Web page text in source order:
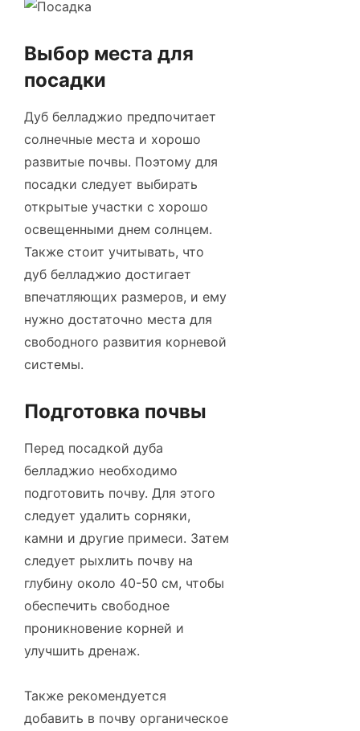
Выбор места для
посадки
Дуб белладжио предпочитает
солнечные места и хорошо
развитые почвы. Поэтому для
посадки следует выбирать
открытые участки с хорошо
освещенными днем солнцем.
Также стоит учитывать, что
дуб белладжио достигает
впечатляющих размеров, и ему
нужно достаточно места для
свободного развития корневой
системы.
Подготовка почвы
Перед посадкой дуба
белладжио необходимо
подготовить почву. Для этого
следует удалить сорняки,
камни и другие примеси. Затем
следует рыхлить почву на
глубину около 40-50 см, чтобы
обеспечить свободное
проникновение корней и
улучшить дренаж.
Также рекомендуется
добавить в почву органическое